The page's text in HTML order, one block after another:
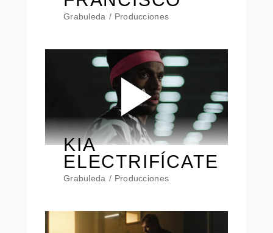
Grabuleda Producciones
KIA
ELECTRIFÍCATE
Grabuleda Producciones